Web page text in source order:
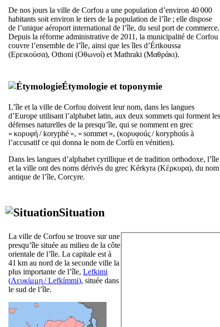
De nos jours la ville de Corfou a une population d’environ 40 000
habitants soit environ le tiers de la population de l’île ; elle dispose
de l’unique aéroport international de l’île, du seul port de commerce.
Depuis la réforme administrative de 2011, la municipalité de Corfou
couvre l’ensemble de l’île, ainsi que les îles d’Érikoussa
(Ερεικούσα), Othoni (Οθωνοί) et Mathraki (Μαθράκι).
Étymologie et toponymie
L’île et la ville de Corfou doivent leur nom, dans les langues
d’Europe utilisant l’alphabet latin, aux deux sommets qui forment les
défenses naturelles de la presqu’île, qui se nomment en grec
« κορυφή/koryphé », « sommet », (κορυφοúς/koryphoús à
l’accusatif ce qui donna le nom de Corfù en vénitien).
Dans les langues d’alphabet cyrillique et de tradition orthodoxe, l’île
et la ville ont des noms dérivés du grec Kérkyra (Κέρκυρα), du nom
antique de l’île, Corcyre.
Situation
La ville de Corfou se trouve sur une
presqu’île située au milieu de la côte
orientale de l’île. La capitale est à
41 km au nord de la seconde ville la
plus importante de l’île, Lefkimi
(Λευκίμμη/Lefkímmi), située dans
le sud de l’île.